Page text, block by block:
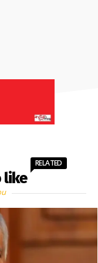
like
RELATED